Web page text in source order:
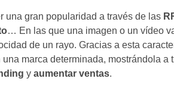
una gran popularidad a través de las
… En las que una imagen o un vídeo
de un rayo. Gracias a esta
una marca determinada, mostrándola a
y aumentar ventas.